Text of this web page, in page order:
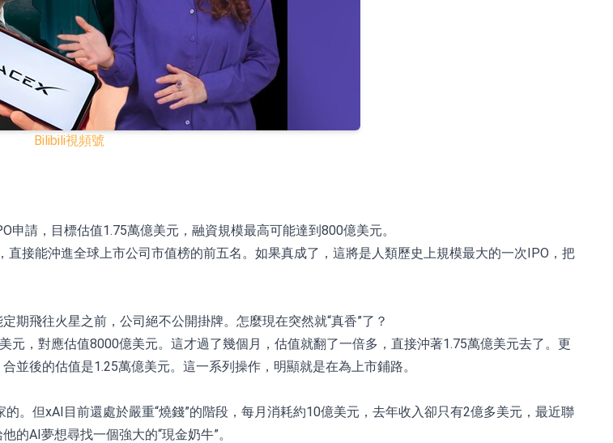
金臨時停牌
(08611.HK)跌21.01%
展(02286.HK)漲+64.91%
Bilibili視頻號
請，目標估值1.75萬億美元，融資規模最高可能達到800億美元。
接能沖進全球上市公司市值榜的前五名。如果真成了，這將是人類歷史上規模最大的一次IPO，把
期飛往火星之前，公司絕不公開掛牌。怎麼現在突然就“真香”了？
，對應估值8000億美元。這才過了幾個月，估值就翻了一倍多，直接沖著1.75萬億美元去了。更
後的估值是1.25萬億美元。這一系列操作，明顯就是在為上市鋪路。
。但xAI目前還處於嚴重“燒錢”的階段，每月消耗約10億美元，去年收入卻只有2億多美元，最近聯
AI夢想尋找一個強大的“現金奶牛”。